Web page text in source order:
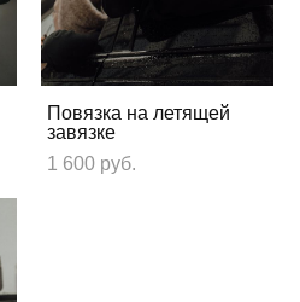
Повязка на летящей
завязке
1 600 pуб.